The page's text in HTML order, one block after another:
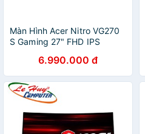
Màn Hình Acer Nitro VG270
S Gaming 27" FHD IPS
6.990.000 đ